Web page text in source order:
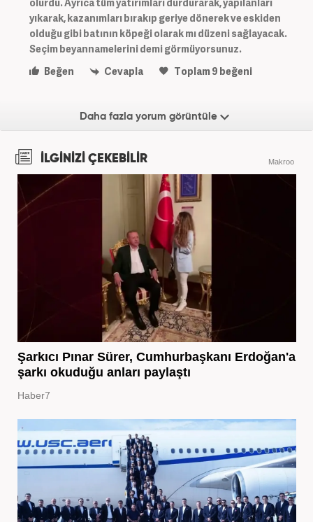
yıkarak, kazanımları bırakıp geriye dönerek ve eskiden
olduğu gibi batının köpeği olarak mı düzeni sağlayacak.
Seçim beyannamelerini demi görmüyorsunuz.
Beğen
Cevapla Toplam9 beğeni
Daha fazla yorum görüntüle
İLGİNİZİ ÇEKEBİLİR Makroo
Şarkıcı Pınar Sürer, Cumhurbaşkanı Erdoğan'a
şarkı okuduğu anları paylaştı
Haber7